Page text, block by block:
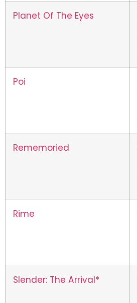
Planet Of The Eyes
Poi
Rememoried
Rime
Slender: The Arrival*